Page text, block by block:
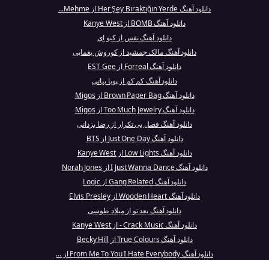
دانلود آهنگ Her Şey Bıraktığın Yerde از Mehme...
دانلود آهنگ BOMB از Kanye West
دانلود آهنگ نفس از کیو ای
دانلود آهنگ مالک جمشید از کوروش یغمایی
دانلود آهنگ Forreal از EST Gee
دانلود آهنگ کم کم از پویا بیاتی
دانلود آهنگ Brown Paper Bag از Migos
دانلود آهنگ Too Much Jewelry از Migos
دانلود آهنگ فصل بی تکرار از رضا یزدانی
دانلود آهنگ Just One Day از BTS
دانلود آهنگ Low Lights از Kanye West
دانلود آهنگ I Just Wanna Dance از Norah Jones
دانلود آهنگ Gang Related از Logic
دانلود آهنگ Wooden Heart از Elvis Presley
دانلود آهنگ بعد تو از میلاد طوسی
دانلود آهنگ Crack Music - از Kanye West
دانلود آهنگ True Colours از Becky Hill
دانلود آهنگ From Me To You I Hate Everybody از ...